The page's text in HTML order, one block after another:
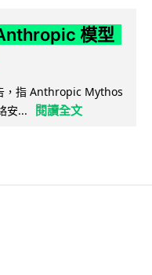
模型
，指 Anthropic Mythos
安...
閱讀全文